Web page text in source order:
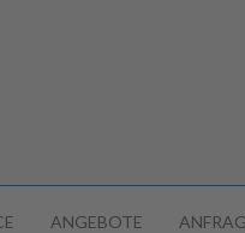
ANGEBOTE